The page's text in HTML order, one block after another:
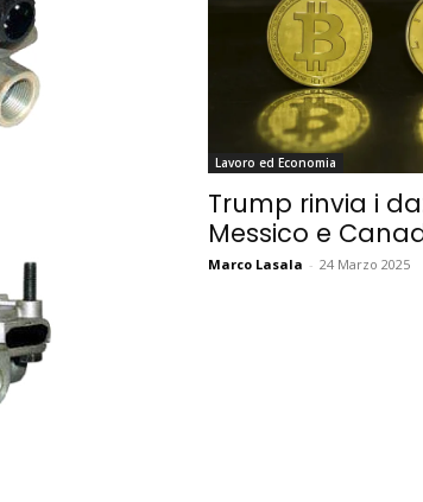
Lavoro ed Economia
Trump rinvia i
Messico e
Marco Lasala - 24 Marzo 2025